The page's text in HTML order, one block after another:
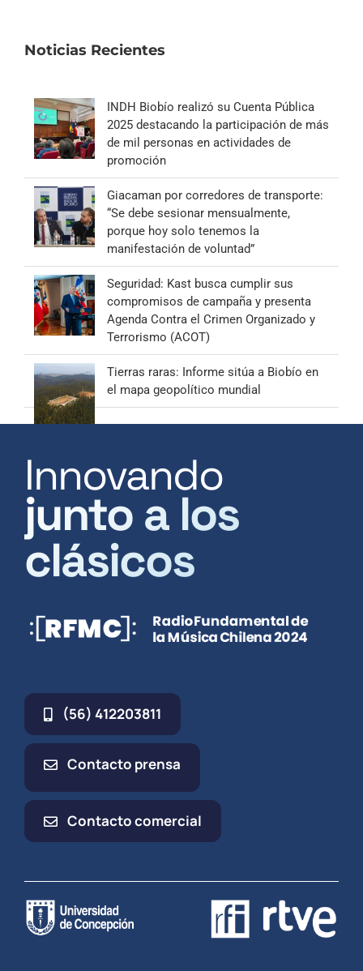
Noticias Recientes
INDH Biobío realizó su Cuenta Pública
2025 destacando la participación de más
de mil personas en actividades de
promoción
Giacaman por corredores de transporte:
“Se debe sesionar mensualmente,
porque hoy solo tenemos la
manifestación de voluntad”
Seguridad: Kast busca cumplir sus
compromisos de campaña y presenta
Agenda Contra el Crimen Organizado y
Terrorismo (ACOT)
Tierras raras: Informe sitúa a Biobío en
el mapa geopolítico mundial
Innovando
junto a los
clásicos
(56) 412203811
Contacto prensa
Contacto comercial